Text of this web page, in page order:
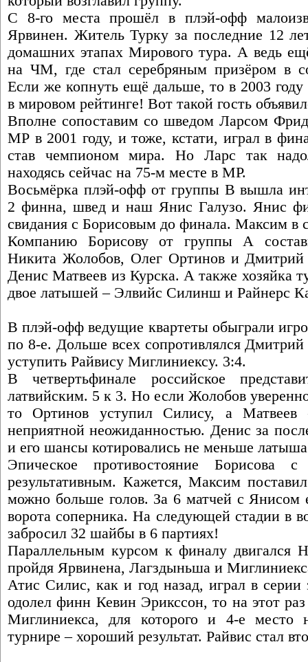
С 8-го места прошёл в плэй-офф
Ярвинен. Житель Турку за последние 12
домашних этапах Мирового тура. А ведь
на ЧМ, где стал серебряным призёром в
Если же копнуть ещё дальше, то в 2003
в мировом рейтинге! Вот такой гость
Вполне сопоставим со шведом Ларсом
МР в 2001 году, и тоже, кстати, играл в
став чемпионом мира. Но Ларс так
находясь сейчас на 75-м месте в МР.
Восьмёрка плэй-офф от группы В вышла
2 финна, швед и наш Янис Галузо. Янис
свидания с Борисовым до финала. Максим в
Компанию Борисову от группы А
Никита Жолобов, Олег Ортинов и
Денис Матвеев из Курска. А также хозяйка
двое латышей – Элвийс Силинш и Райнерс
В плэй-офф ведущие квартеты обыграли
по 8-е. Дольше всех сопротивлялся
уступить Райвису Миглиниексу. 3:4.
В четвертьфинале российское
латвийским. 5 к 3. Но если Жолобов
то Ортинов уступил Силису, а Матвеев
неприятной неожиданностью. Денис за
и его шансы котировались не меньше
Эпическое противостояние Борисова
результативным. Кажется, Максим
можно больше голов. За 6 матчей с Янисом
ворота соперника. На следующей стадии в
забросил 32 шайбы в 6 партиях!
Параллельным курсом к финалу двигался
пройдя Ярвинена, Лагздыньша и
Атис Силис, как и год назад, играл в серии
одолел финн Кевин Эрикссон, то на этот
Миглиниекса, для которого и 4-е место
турнире – хороший результат. Райвис стал